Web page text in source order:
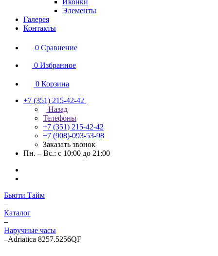
Иконки
Элементы
Галерея
Контакты
0 Сравнение
0 Избранное
0 Корзина
+7 (351) 215-42-42
Назад
Телефоны
+7 (351) 215-42-42
+7 (908)-093-53-98
Заказать звонок
Пн. – Вс.: с 10:00 до 21:00
Бьюти Тайм
–
Каталог
–
Наручные часы
–Adriatica 8257.5256QF